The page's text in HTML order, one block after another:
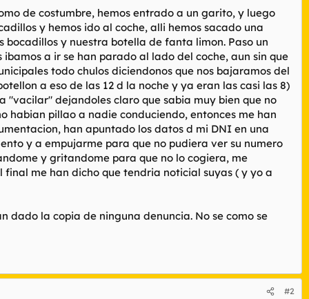
de costumbre, hemos entrado a un garito, y luego
y hemos ido al coche, alli hemos sacado una
y nuestra botella de fanta limon. Paso un
a ir se han parado al lado del coche, aun sin que
todo chulos diciendonos que nos bajaramos del
a eso de las 12 d la noche y ya eran las casi las 8)
"vacilar" dejandoles claro que sabia muy bien que no
habian pillao a nadie conduciendo, entonces me han
han apuntado los datos d mi DNI en una
y a empujarme para que no pudiera ver su numero
y gritandome para que no lo cogiera, me
final me han dicho que tendria noticial suyas ( y yo a
dado la copia de ninguna denuncia. No se como se
#2